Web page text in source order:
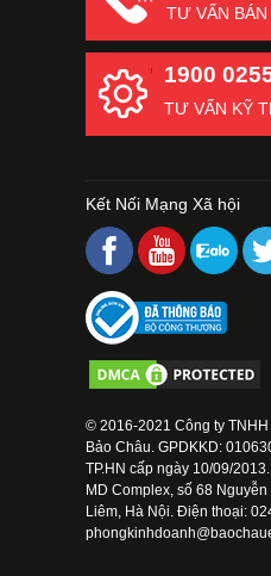
TƯ VẤN BÁN
1900
TƯ VẤN KỸ
Kết Nối Mạng Xã hội
© 2016-2021 Công ty
Bảo Châu. GPDKKD:
TP.HN cấp ngày 10/09/
MD Complex, số 68
Liêm, Hà Nội. Điện thoại: